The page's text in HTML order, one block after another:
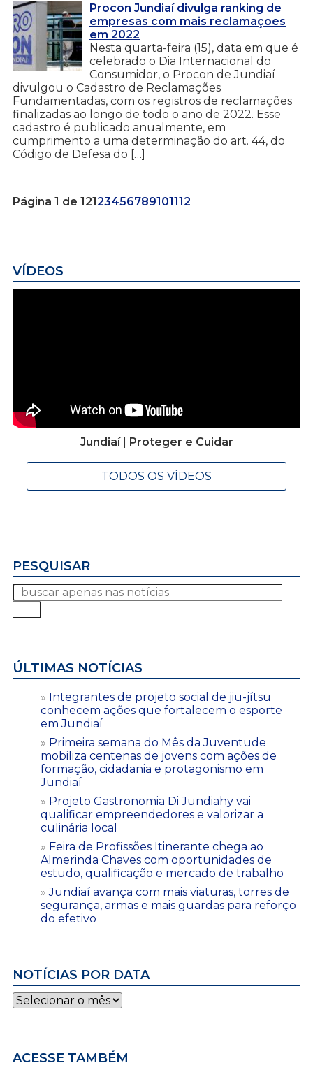
Procon Jundiaí divulga ranking de
empresas com mais reclamações
em 2022
Nesta quarta-feira (15), data em que é
celebrado o Dia Internacional do
Consumidor, o Procon de Jundiaí
divulgou o Cadastro de Reclamações
Fundamentadas, com os registros de reclamações
finalizadas ao longo de todo o ano de 2022. Esse
cadastro é publicado anualmente, em
cumprimento a uma determinação do art. 44, do
Código de Defesa do […]
Página 1 de 12123456789101112
VÍDEOS
Jundiaí | Proteger e Cuidar
TODOS OS VÍDEOS
PESQUISAR
ÚLTIMAS NOTÍCIAS
Integrantes de projeto social de jiu-jítsu
conhecem ações que fortalecem o esporte
em Jundiaí
Primeira semana do Mês da Juventude
mobiliza centenas de jovens com ações de
formação, cidadania e protagonismo em
Jundiaí
Projeto Gastronomia Di Jundiahy vai
qualificar empreendedores e valorizar a
culinária local
Feira de Profissões Itinerante chega ao
Almerinda Chaves com oportunidades de
estudo, qualificação e mercado de trabalho
Jundiaí avança com mais viaturas, torres de
segurança, armas e mais guardas para reforço
do efetivo
NOTÍCIAS POR DATA
Notícias
por
ACESSE TAMBÉM